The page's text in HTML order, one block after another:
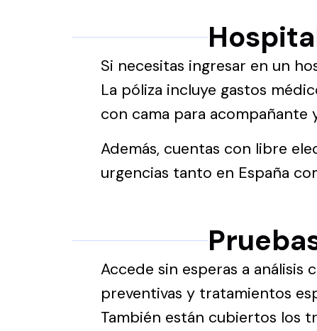
Si necesitas ingresar en un
La póliza incluye gastos
con cama para acompañante
Además, cuentas con libre
urgencias tanto en España
Accede sin esperas a análisis
preventivas y tratamientos
También están cubiertos los